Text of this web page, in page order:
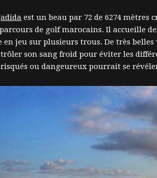
est un beau par 72 de 6274 mètres
de golf marocains. Il accueille
en jeu sur plusieurs trous. De très
son sang froid pour éviter les
ou dangeureux pourrait se